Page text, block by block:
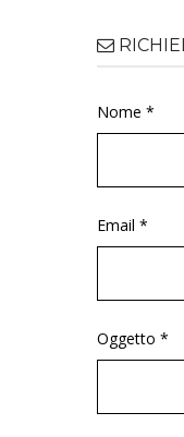
Nome *
Email *
Oggetto *